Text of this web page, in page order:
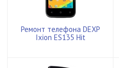
Ремонт телефона DEXP
Ixion ES135 Hit